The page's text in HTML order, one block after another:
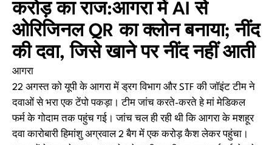
करोड़ का राज:आगरा में AI से
ओरिजिनल QR का क्लोन बनाया; नींद
की दवा, जिसे खाने पर नींद नहीं आती
आगरा
22 अगस्त को यूपी के आगरा में ड्रग विभाग और STF की जॉइंट टीम ने
दवाओं से भरा एक टेंपो पकड़ा। टीम जांच करते-करते हे मां मेडिकल
फर्म के गोदाम तक पहुंच गई। जांच चल ही रही थी कि आगरा के मशहूर
दवा कारोबारी हिमांशु अग्रवाल 2 बैग में एक करोड़ कैश लेकर पहुंचा।